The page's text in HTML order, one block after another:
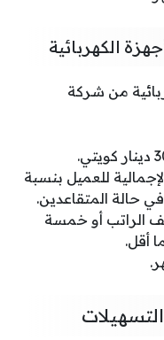
الكهربائية
من شركة
للعميل بنسبة
مبلغ القرض 25 ضعف الراتب أو خمسة
أقل.